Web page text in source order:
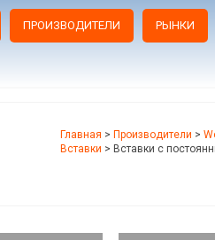
ПРОИЗВОДИТЕЛИ РЫНКИ
Главная > Производители >
Вставки > Вставки с